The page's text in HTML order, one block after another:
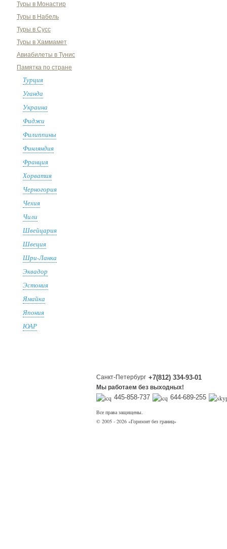
Туры в Монастир
Туры в Набель
Туры в Сусс
Туры в Хаммамет
Авиабилеты в Тунис
Памятка по стране
Турция
Уганда
Украина
Фиджи
Филиппины
Финляндия
Франция
Хорватия
Черногория
Чехия
Чили
Швейцария
Швеция
Шри-Ланка
Эквадор
Эстония
Ямайка
Япония
ЮАР
Санкт-Петербург +7(812) 334-93-01
Мы работаем без выходных!
445-858-737 644-689-255
Все права защищены.
© 2005 - 2026 «Горизонт без границ»